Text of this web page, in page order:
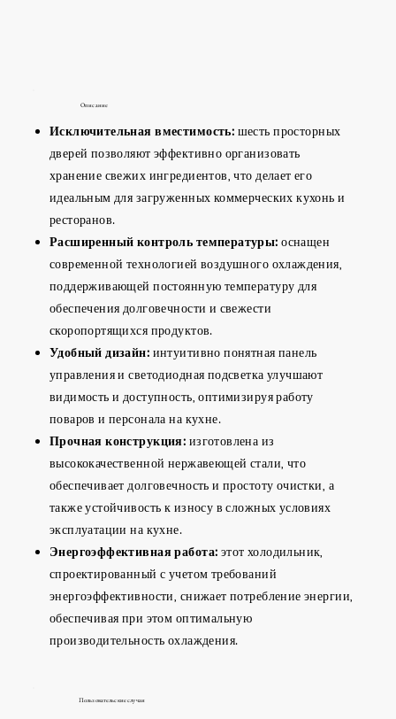
Исключительная вместимость: шесть просторных
дверей позволяют эффективно организовать
хранение свежих ингредиентов, что делает его
идеальным для загруженных коммерческих кухонь и
ресторанов.
Расширенный контроль температуры: оснащен
современной технологией воздушного охлаждения,
поддерживающей постоянную температуру для
обеспечения долговечности и свежести
скоропортящихся продуктов.
Удобный дизайн: интуитивно понятная панель
управления и светодиодная подсветка улучшают
видимость и доступность, оптимизируя работу
поваров и персонала на кухне.
Прочная конструкция: изготовлена из
высококачественной нержавеющей стали, что
обеспечивает долговечность и простоту очистки, а
также устойчивость к износу в сложных условиях
эксплуатации на кухне.
Энергоэффективная работа: этот холодильник,
спроектированный с учетом требований
энергоэффективности, снижает потребление энергии,
обеспечивая при этом оптимальную
производительность охлаждения.
Описание
Пользовательские случаи